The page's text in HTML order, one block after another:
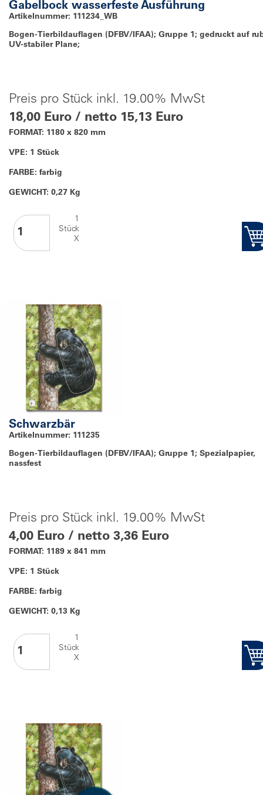
Gabelbock wasserfeste Ausführung
Artikelnummer: 111234_WB
Bogen-Tierbildauflagen (DFBV/IFAA); Gruppe 1; gedruckt auf
UV-stabiler Plane;
Preis pro Stück inkl. 19.00% MwSt
18,00 Euro / netto 15,13 Euro
FORMAT: 1180 x 820 mm
VPE: 1 Stück
FARBE: farbig
GEWICHT: 0,27 Kg
1
Stück
X
Schwarzbär
Artikelnummer: 111235
Bogen-Tierbildauflagen (DFBV/IFAA); Gruppe 1; Spezialpapier,
nassfest
Preis pro Stück inkl. 19.00% MwSt
4,00 Euro / netto 3,36 Euro
FORMAT: 1189 x 841 mm
VPE: 1 Stück
FARBE: farbig
GEWICHT: 0,13 Kg
1
Stück
X